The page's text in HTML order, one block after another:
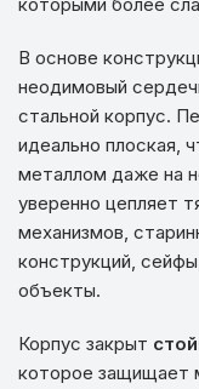
В основе
неодимовый
стальной корпус.
идеально плоская,
металлом даже на
уверенно цепляет
механизмов,
конструкций,
объекты.
Корпус закрыт
которое защищает